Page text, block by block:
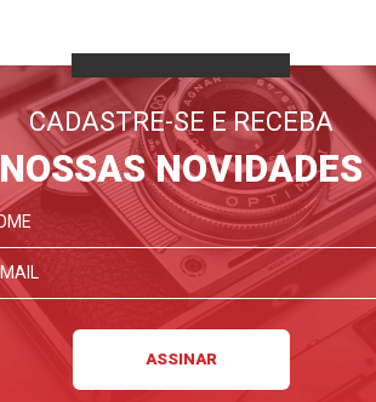
CADASTRE-SE E RECEBA
NOSSAS NOVIDADES